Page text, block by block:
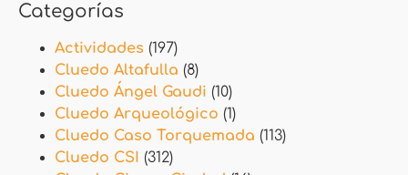
Categorías
Actividades (197)
Cluedo Altafulla (8)
Cluedo Ángel Gaudi (10)
Cluedo Arqueológico (1)
Cluedo Caso Torquemada (113)
Cluedo CSI (312)